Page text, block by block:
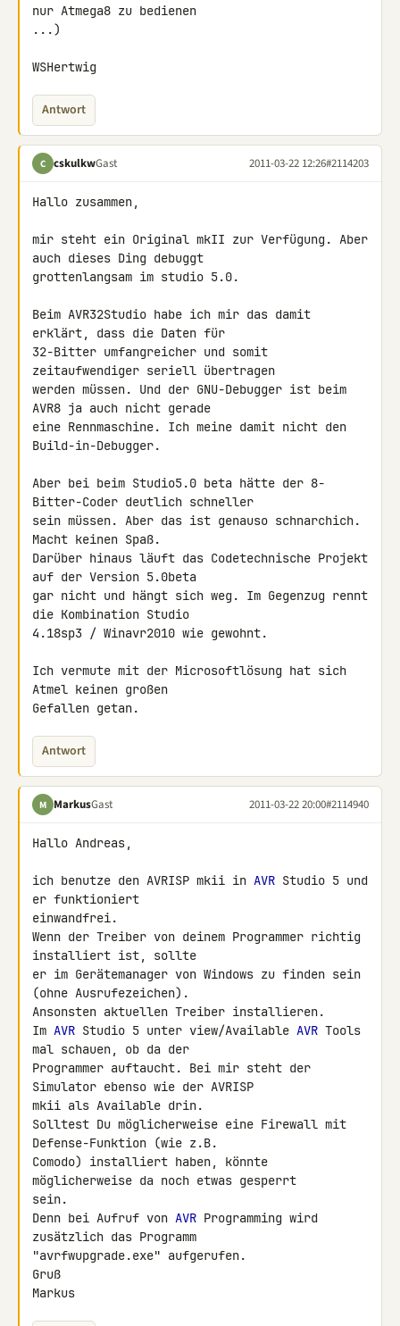
nur Atmega8 zu bedienen
...)
WSHertwig
Antwort
C cskulkwGast 2011-03-22 12:26#2114203
Hallo zusammen,
mir steht ein Original mkII zur Verfügung. Aber
auch dieses Ding debuggt
grottenlangsam im studio 5.0.
Beim AVR32Studio habe ich mir das damit
erklärt, dass die Daten für
32-Bitter umfangreicher und somit
zeitaufwendiger seriell übertragen
werden müssen. Und der GNU-Debugger ist beim
AVR8 ja auch nicht gerade
eine Rennmaschine. Ich meine damit nicht den
Build-in-Debugger.
Aber bei beim Studio5.0 beta hätte der 8-
Bitter-Coder deutlich schneller
sein müssen. Aber das ist genauso schnarchich.
Macht keinen Spaß.
Darüber hinaus läuft das Codetechnische Projekt
auf der Version 5.0beta
gar nicht und hängt sich weg. Im Gegenzug rennt
die Kombination Studio
4.18sp3 / Winavr2010 wie gewohnt.
Ich vermute mit der Microsoftlösung hat sich
Atmel keinen großen
Gefallen getan.
Antwort
M MarkusGast 2011-03-22 20:00#2114940
Hallo Andreas,
ich benutze den AVRISP mkii in AVR Studio 5 und
er funktioniert
einwandfrei.
Wenn der Treiber von deinem Programmer richtig
installiert ist, sollte
er im Gerätemanager von Windows zu finden sein
(ohne Ausrufezeichen).
Ansonsten aktuellen Treiber installieren.
Im AVR Studio 5 unter view/Available AVR Tools
mal schauen, ob da der
Programmer auftaucht. Bei mir steht der
Simulator ebenso wie der AVRISP
mkii als Available drin.
Solltest Du möglicherweise eine Firewall mit
Defense-Funktion (wie z.B.
Comodo) installiert haben, könnte
möglicherweise da noch etwas gesperrt
sein.
Denn bei Aufruf von AVR Programming wird
zusätzlich das Programm
"avrfwupgrade.exe" aufgerufen.
Gruß
Markus